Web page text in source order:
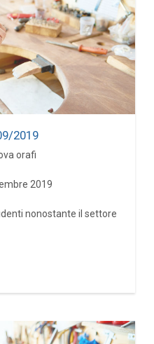
2019
orafi
2019
nonostante il settore